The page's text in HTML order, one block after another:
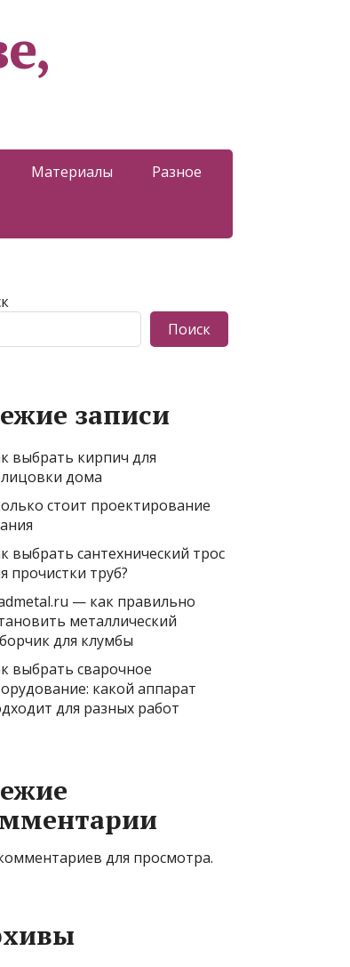
Материалы Разное
Поиск
записи
выбрать кирпич для
дома
стоит проектирование
выбрать сантехнический трос
прочистки труб?
— как правильно
металлический
для клумбы
выбрать сварочное
какой аппарат
для разных работ
для просмотра.